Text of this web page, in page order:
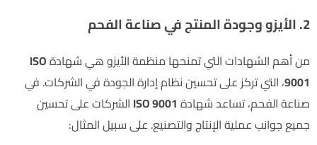
2. الأيزو وجودة المنتج في صناعة الفحم
من أهم الشهادات التي تمنحها منظمة الأيزو هي شهادةISO
9001، التي تركز على تحسين نظام إدارة الجودة في الشركات. في
صناعة الفحم، تساعد شهادة ISO 9001 الشركات على تحسين
جميع جوانب عملية الإنتاج والتصنيع. على سبيل المثال: